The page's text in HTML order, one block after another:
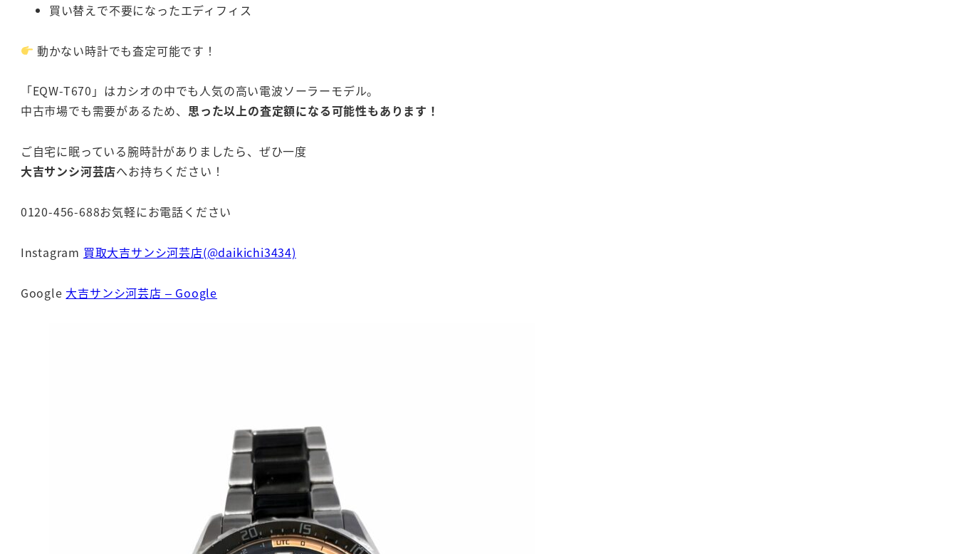
買い替えで不要になったエディフィス
動かない時計でも査定可能です！
「EQW-T670」はカシオの中でも人気の高い電波ソーラーモデル。
中古市場でも需要があるため、 思った以上の査定額になる可能性もあります！
ご自宅に眠っている腕時計がありましたら、ぜひ一度
大吉サンシ河芸店へお持ちください！
0120-456-688お気軽にお電話ください
Instagram 買取大吉サンシ河芸店(@daikichi3434)
Google 大吉サンシ河芸店 – Google